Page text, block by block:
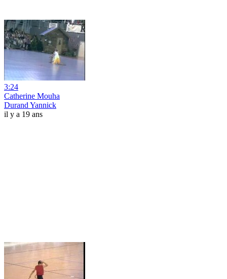
3:24
Catherine Mouha
Durand Yannick
il y a 19 ans